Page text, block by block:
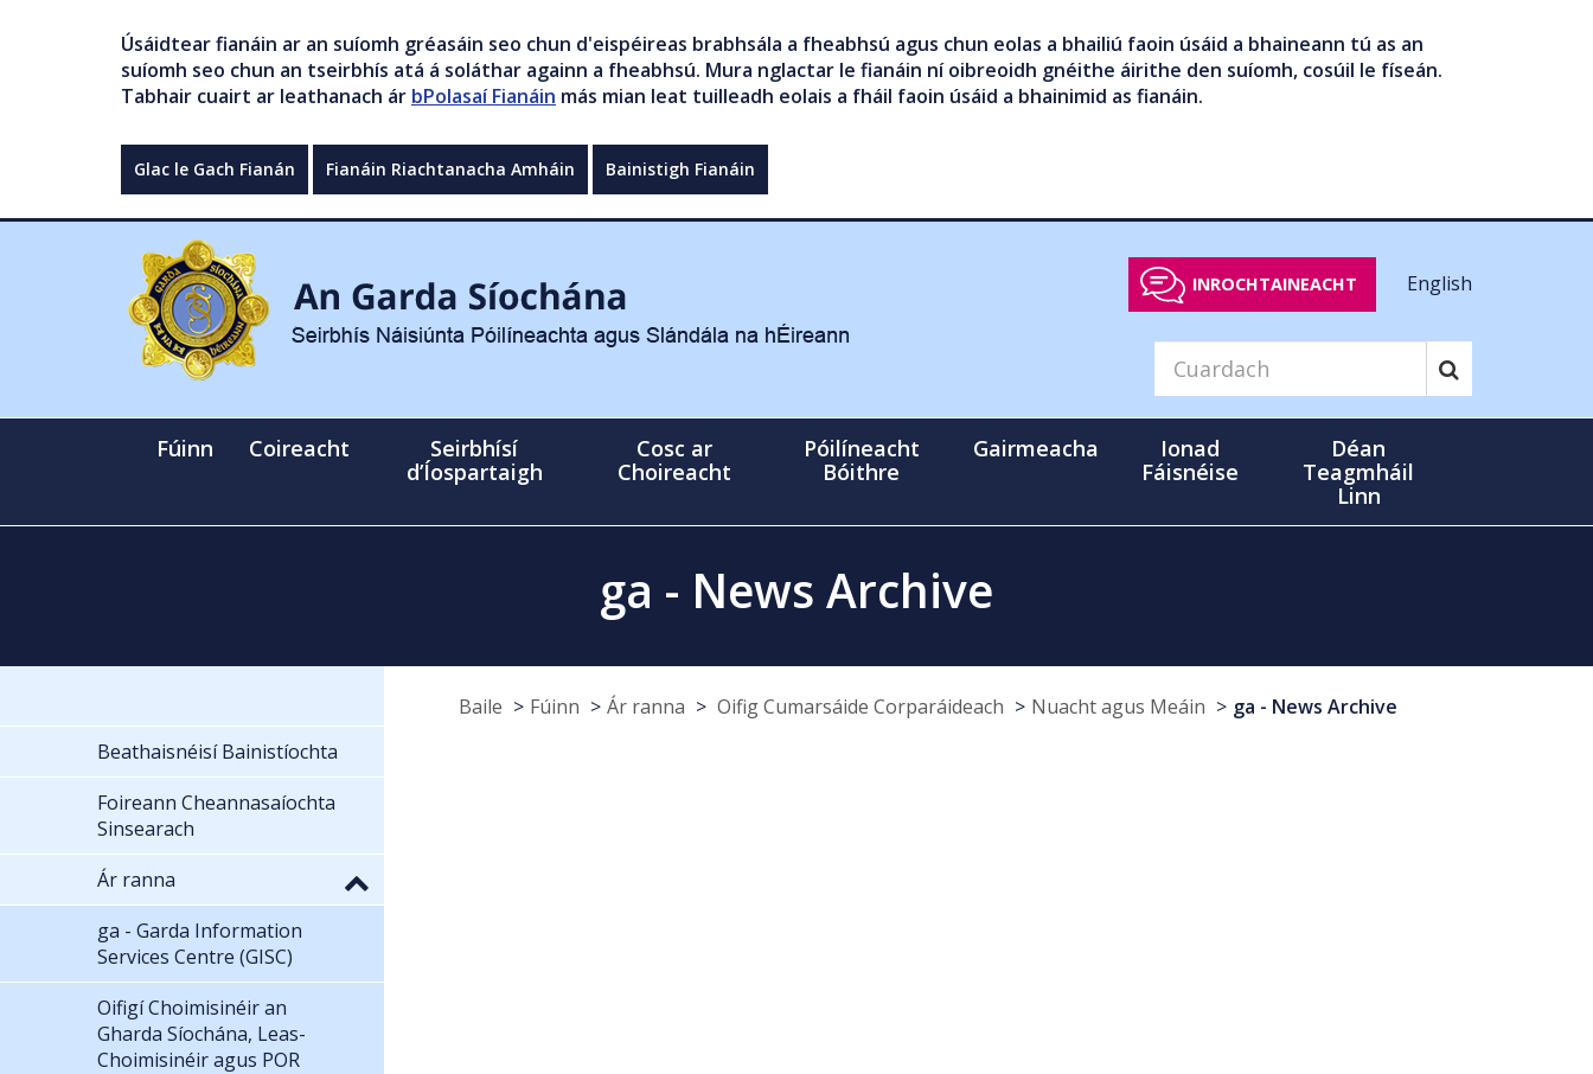
Úsáidtear fianáin ar an suíomh gréasáin seo chun d'eispéireas brabhsála a fheabhsú agus chun eolas a bhailiú faoin úsáid a bhaineann tú as an
suíomh seo chun an tseirbhís atá á soláthar againn a fheabhsú. Mura nglactar le fianáin ní oibreoidh gnéithe áirithe den suíomh, cosúil le físeán.
Tabhair cuairt ar leathanach ár bPolasaí Fianáin más mian leat tuilleadh eolais a fháil faoin úsáid a bhainimid as fianáin.
Glac le Gach Fianán Fianáin Riachtanacha Amháin Bainistigh Fianáin
INROCHTAINEACHT English
Fúinn Coireacht
Seirbhísí
d’Íospartaigh
Cosc ar
Choireacht
Póilíneacht
Bóithre
Gairmeacha
Ionad
Fáisnéise
Déan
Teagmháil
Linn
ga - News Archive
Baile Fúinn Ár ranna Oifig Cumarsáide Corparáideach Nuacht agus Meáin
ga - News Archive
Beathaisnéisí Bainistíochta
Foireann Cheannasaíochta
Sinsearach
Ár ranna
ga - Garda Information
Services Centre (GISC)
Oifigí Choimisinéir an
Gharda Síochána, Leas-
Choimisinéir agus POR